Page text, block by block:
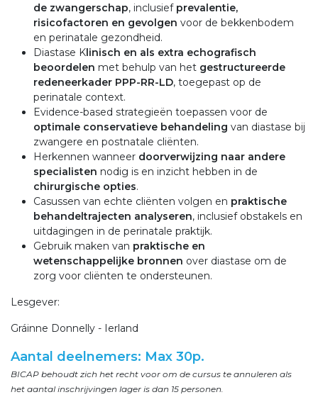
de zwangerschap, inclusief prevalentie,
risicofactoren en gevolgen voor de bekkenbodem
en perinatale gezondheid.
Diastase Klinisch en als extra echografisch
beoordelen met behulp van het gestructureerde
redeneerkader PPP-RR-LD, toegepast op de
perinatale context.
Evidence-based strategieën toepassen voor de
optimale conservatieve behandeling van diastase bij
zwangere en postnatale cliënten.
Herkennen wanneer doorverwijzing naar andere
specialisten nodig is en inzicht hebben in de
chirurgische opties.
Casussen van echte cliënten volgen en praktische
behandeltrajecten analyseren, inclusief obstakels en
uitdagingen in de perinatale praktijk.
Gebruik maken van praktische en
wetenschappelijke bronnen over diastase om de
zorg voor cliënten te ondersteunen.
Lesgever:
Gráinne Donnelly - Ierland
Aantal deelnemers: Max 30p.
BICAP behoudt zich het recht voor om de cursus te annuleren als
het aantal inschrijvingen lager is dan 15 personen.